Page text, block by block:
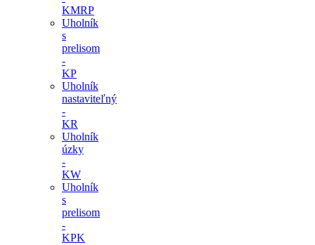
KMRP
Uholník
s
prelisom
-
KP
Uholník
nastaviteľný
-
KR
Uholník
úzky
-
KW
Uholník
s
prelisom
-
KPK